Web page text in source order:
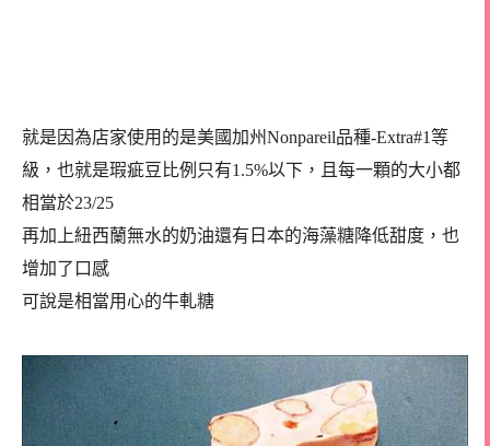
就是因為店家使用的是美國加州Nonpareil品種-Extra#1等
級，也就是瑕疵豆比例只有1.5%以下，且每一顆的大小都
相當於23/25
再加上紐西蘭無水的奶油還有日本的海藻糖降低甜度，也
增加了口感
可說是相當用心的牛軋糖